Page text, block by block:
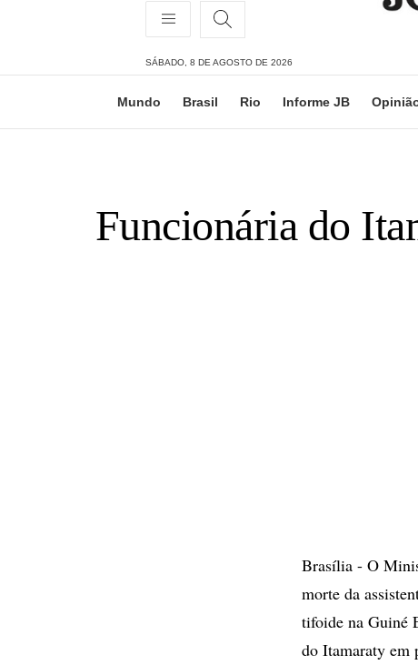
SÁBADO, 8 DE AGOSTO DE 2026
Mundo Brasil Rio Informe JB
Funcionária do
Brasília - O
morte da
tifoide na Guiné
do Itamaraty em